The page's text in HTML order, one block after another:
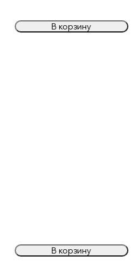
В корзину
В корзину